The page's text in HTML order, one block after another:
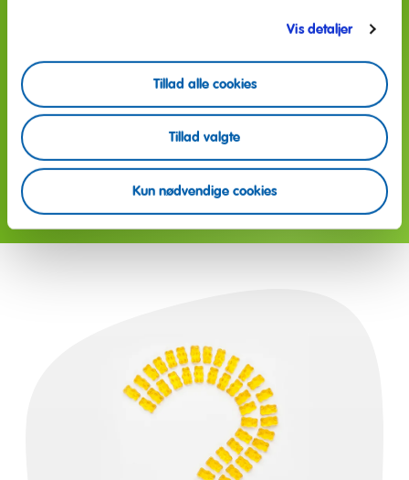
Vis detaljer
Tillad alle cookies
Tillad valgte
Kun nødvendige cookies
Hver dag året rundt producerer vi 160 millioner
Med vores originale opskrift fra 1922 og de
allerbedste råvarer sikrer vi Guldbamser af den
Læs mere